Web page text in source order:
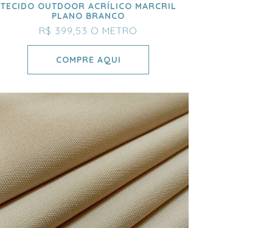
TECIDO OUTDOOR ACRÍLICO MARCRIL
PLANO BRANCO
R$ 399,53 O METRO
COMPRE AQUI